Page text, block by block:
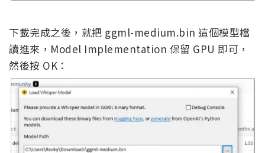
下載完成之後，就把 ggml-medium.bin 這個模型檔
讀進來，Model Implementation 保留 GPU 即可，
然後按 OK：